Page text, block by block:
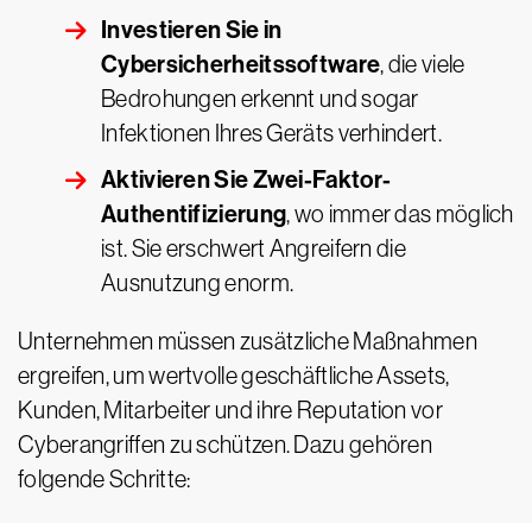
Investieren Sie in
Cybersicherheitssoftware, die viele
Bedrohungen erkennt und sogar
Infektionen Ihres Geräts verhindert.
Aktivieren Sie Zwei-Faktor-
Authentifizierung, wo immer das möglich
ist. Sie erschwert Angreifern die
Ausnutzung enorm.
Unternehmen müssen zusätzliche Maßnahmen
ergreifen, um wertvolle geschäftliche Assets,
Kunden, Mitarbeiter und ihre Reputation vor
Cyberangriffen zu schützen. Dazu gehören
folgende Schritte: